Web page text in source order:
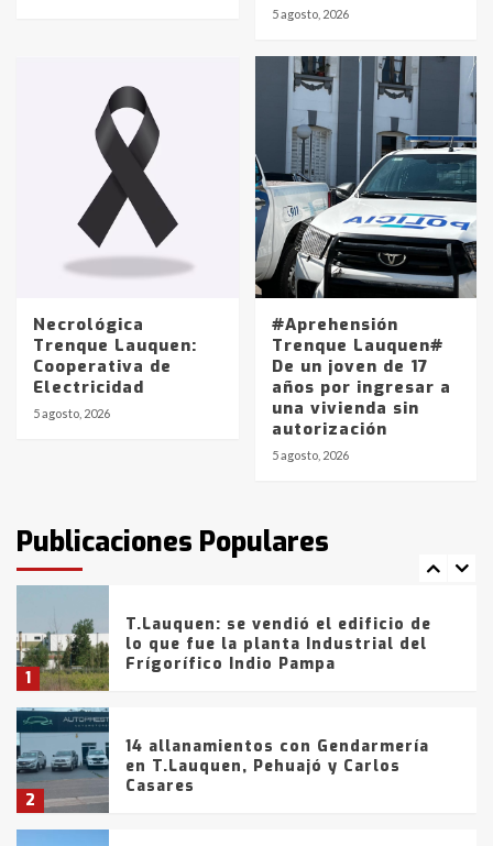
5 agosto, 2026
Necrológica
Trenque Lauquen:
Cooperativa de
Electricidad
5 agosto, 2026
#Aprehensión
Trenque Lauquen#
De un joven de 17
años por ingresar a
una vivienda sin
autorización
5 agosto, 2026
Publicaciones Populares
pampeanos que fueron
en la mañana del lunes
Accidente en Ruta 5: falleció un
joven de Trenque Lauquen
Los precios de los combustibles en
La Pampa, desde YPF hasta Axion
entre 857 a 1338 pesos
La Bolsa de Cereales de Bahía
Blanca anticipa que Agosto vendrá
con lluvias y heladas, en gran parte
fueron detenidos por
comercialización de drogas en la
tarde del sábado
1
T.Lauquen: se vendió el edificio de
lo que fue la planta Industrial del
Frígorífico Indio Pampa
2
14 allanamientos con Gendarmería
en T.Lauquen, Pehuajó y Carlos
Casares